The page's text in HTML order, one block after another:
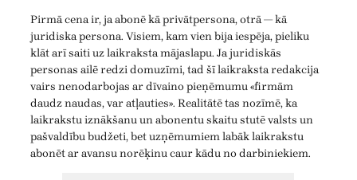
Pirmā cena ir, ja abonē kā privātpersona, otrā — kā
juridiska persona. Visiem, kam vien bija iespēja, pieliku
klāt arī saiti uz laikraksta mājaslapu. Ja juridiskās
personas ailē redzi domuzīmi, tad šī laikraksta redakcija
vairs nenodarbojas ar dīvaino pieņēmumu «firmām
daudz naudas, var atļauties». Realitātē tas nozīmē, ka
laikrakstu iznākšanu un abonentu skaitu stutē valsts un
pašvaldību budžeti, bet uzņēmumiem labāk laikrakstu
abonēt ar avansu norēķinu caur kādu no darbiniekiem.